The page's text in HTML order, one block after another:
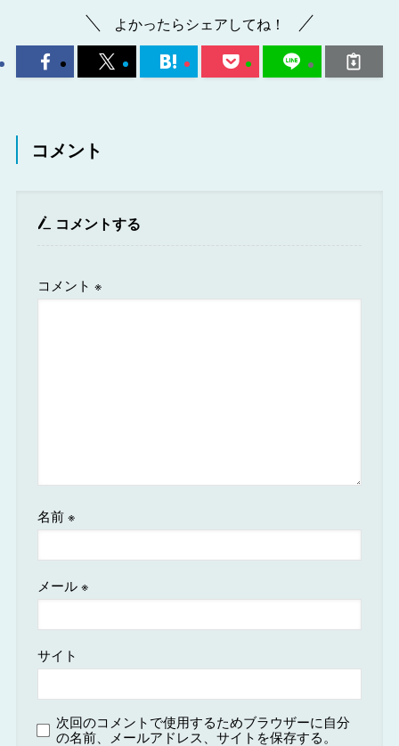
よかったらシェアしてね！
コメント
コメントする
コメント※
名前※
メール※
サイト
次回のコメントで使用するためブラウザーに自分
の名前、メールアドレス、サイトを保存する。